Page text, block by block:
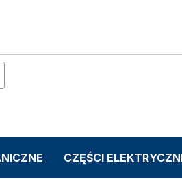
CZĘŚCI